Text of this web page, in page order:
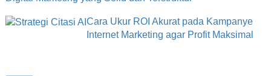
Cara Ukur ROI Akurat pada Kampanye
Internet Marketing agar Profit Maksimal